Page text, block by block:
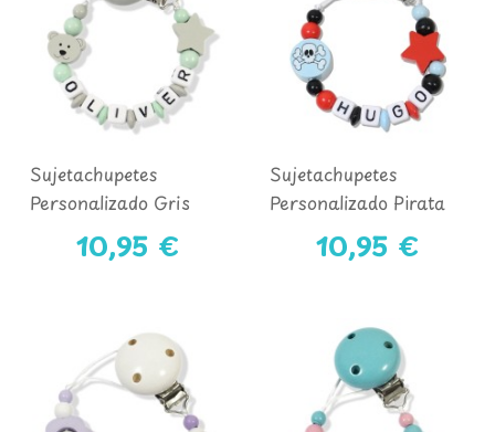
Sujetachupetes
Personalizado Gris
Claro Y Menta
10,95 €
Sujetachupetes
Personalizado Pirata
10,95 €